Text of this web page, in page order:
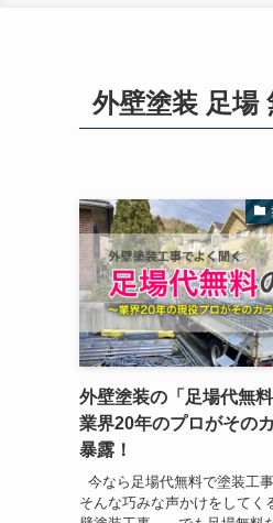
外壁塗装 足場
外壁塗装の「足場代無料
業界20年のプロがその
暴露！
今なら足場代無料で塗装工
そんな巧みな声かけをしてく